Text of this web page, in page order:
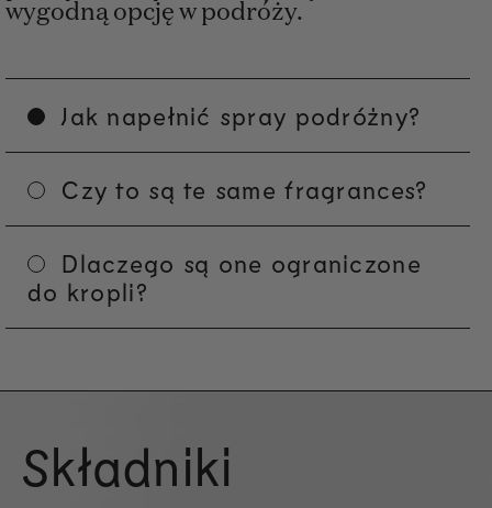
wygodną opcję w podróży.
Jak napełnić spray podróżny?
Czy to są te same fragrances?
Dlaczego są one ograniczone
do kropli?
Składniki